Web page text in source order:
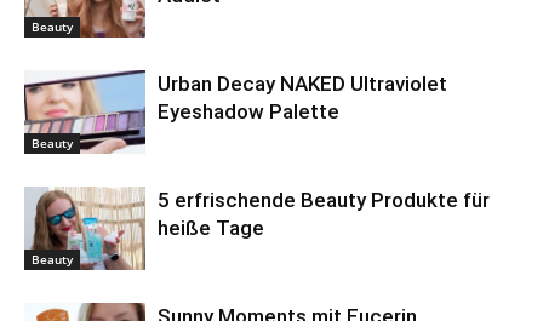
Beauty
Beauty
Urban Decay NAKED Ultraviolet
Eyeshadow Palette
Beauty
5 erfrischende Beauty Produkte für
heiße Tage